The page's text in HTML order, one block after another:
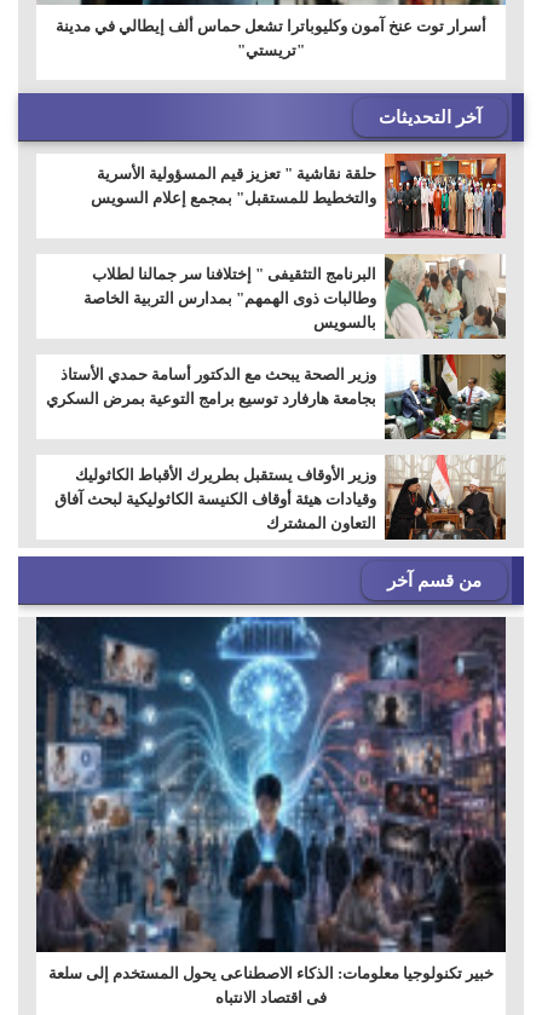
أسرار توت عنخ آمون وكليوباترا تشعل حماس ألف إيطالي في مدينة
"تريستي"
آخر التحديثات
حلقة نقاشية " تعزيز قيم المسؤولية الأسرية
والتخطيط للمستقبل" بمجمع إعلام السويس
البرنامج التثقيفى " إختلافنا سر جمالنا لطلاب
وطالبات ذوى الهمهم" بمدارس التربية الخاصة
بالسويس
وزير الصحة يبحث مع الدكتور أسامة حمدي الأستاذ
بجامعة هارفارد توسيع برامج التوعية بمرض السكري
وزير الأوقاف يستقبل بطريرك الأقباط الكاثوليك
وقيادات هيئة أوقاف الكنيسة الكاثوليكية لبحث آفاق
التعاون المشترك
من قسم آخر
خبير تكنولوجيا معلومات: الذكاء الاصطناعى يحول المستخدم إلى سلعة
فى اقتصاد الانتباه